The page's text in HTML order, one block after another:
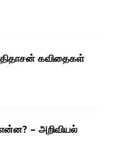
கவிதைகள்
– அறிவியல்